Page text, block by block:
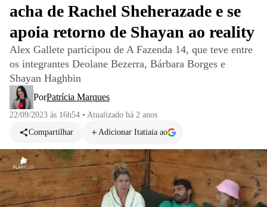
acha de Rachel Sheherazade e se
apoia retorno de Shayan ao reality
Alex Gallete participou de A Fazenda 14, que teve entre
os integrantes Deolane Bezerra, Bárbara Borges e
Shayan Haghbin
PorPatrícia Marques
22/09/2023 às 16h54 • Atualizado há 2 anos
Compartilhar
Adicionar Itatiaia ao